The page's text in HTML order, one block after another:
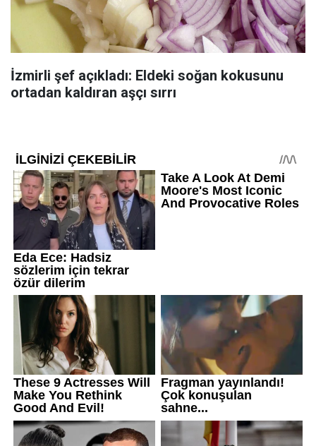
İzmirli şef açıkladı: Eldeki soğan kokusunu
ortadan kaldıran aşçı sırrı